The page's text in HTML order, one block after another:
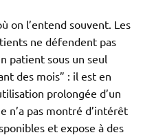
on l’entend souvent. Les
ne défendent pas
patient sous un seul
des mois” : il est en
prolongée d’un
n’a pas montré d’intérêt
et expose à des